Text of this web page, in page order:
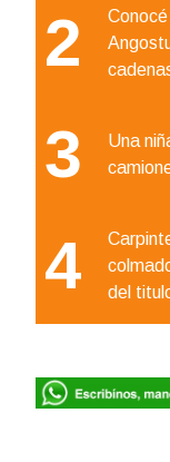
2
3
Una
4
del